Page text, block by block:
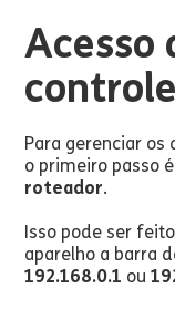
Acesso
Para gerenciar os
o primeiro passo
roteador.
Isso pode ser
aparelho a barra
192.168.0.1 ou